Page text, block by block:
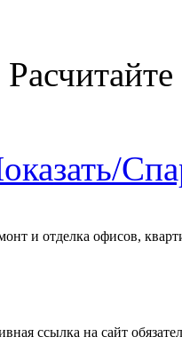
и отделка офисов,
ссылка на сайт